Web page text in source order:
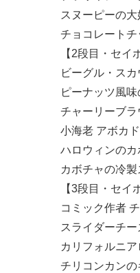
スヌーピーの大
チョコレート
【2段目・セイ
ビーグル・ス
ピーナッツ風
チャーリーブ
小海老 アボカ
ハロウィンのカ
カボチャの冷
【3段目・セイ
コミック作者
スライダーチ
カリフォルニ
チリコンカンの